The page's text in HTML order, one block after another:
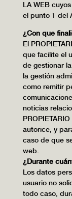
LA WEB
el punto 1 del
¿Con que
El
que facilite el
de gestionar
la gestión
como remitir
noticias
autorice, y
caso de que
web.
¿Durante
Los datos
usuario no
todo caso,